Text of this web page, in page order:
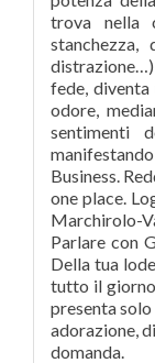
trova nella
stanchezza,
fede,
odore,
sentimenti
Business.
one place.
Marchirolo-
Parlare con
Della tua
tutto il
presenta
adorazione,
domanda.